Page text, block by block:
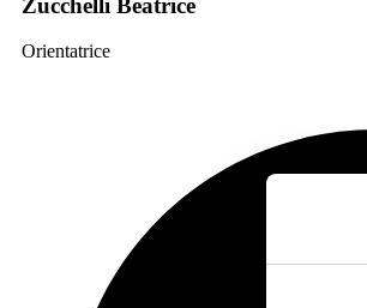
Zucchelli Beatrice
Orientatrice